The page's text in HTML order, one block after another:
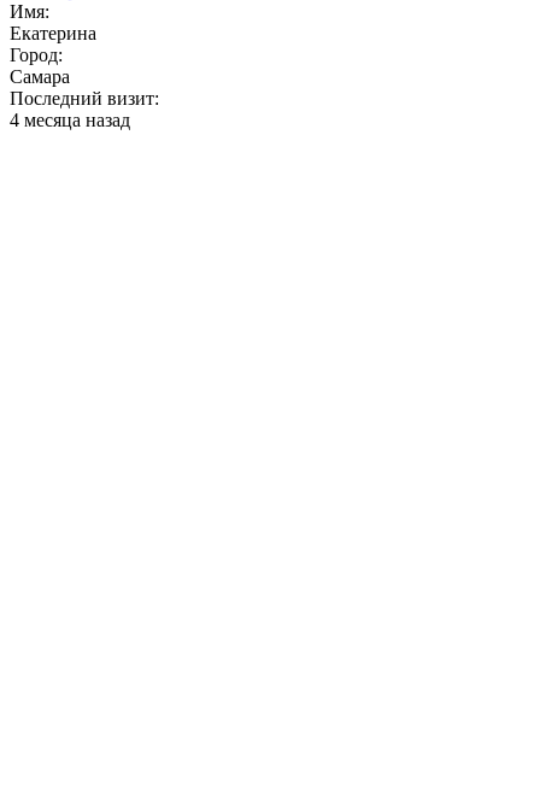
Имя:
Екатерина
Город:
Самара
Последний визит:
4 месяца назад